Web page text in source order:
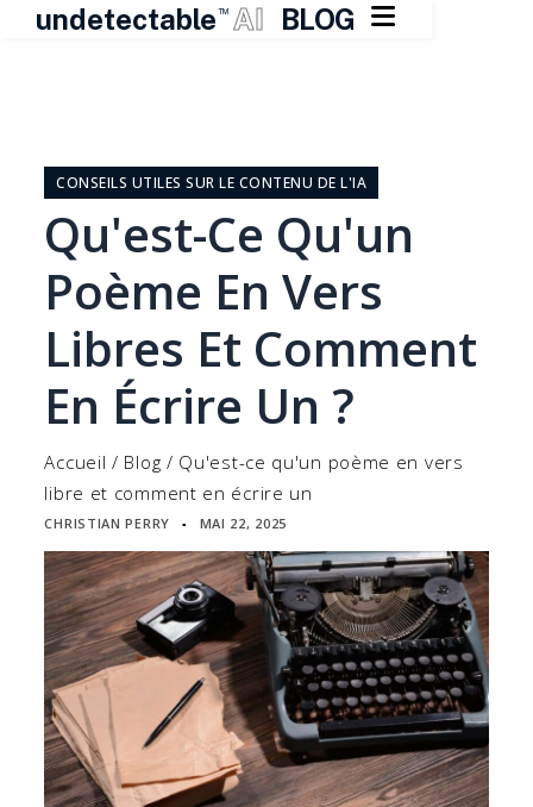
undetectable TM AI BLOG 
contentCONSEILS UTILES SUR LE CONTENU DE L'IA
Qu'est-Ce Qu'un
Poème En Vers
Libres Et Comment
En Écrire Un ?
Accueil / Blog / Qu'est-ce qu'un poème en vers
libre et comment en écrire un
CHRISTIAN PERRY ▪ MAI 22, 2025